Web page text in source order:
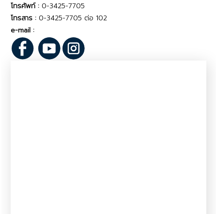
โทรศัพท์ : 0-3425-7705
โทรสาร : 0-3425-7705 ต่อ 102
e-mail :